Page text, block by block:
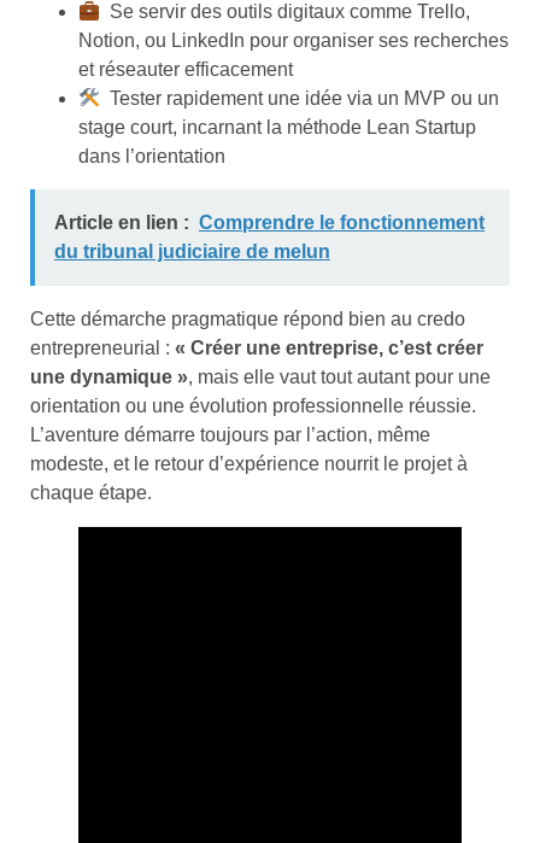
Se servir des outils digitaux comme Trello,
Notion, ou LinkedIn pour organiser ses recherches
et réseauter efficacement
Tester rapidement une idée via un MVP ou un
stage court, incarnant la méthode Lean Startup
dans l’orientation
Article en lien : Comprendre le fonctionnement
du tribunal judiciaire de melun
Cette démarche pragmatique répond bien au credo
entrepreneurial : « Créer une entreprise, c’est créer
une dynamique », mais elle vaut tout autant pour une
orientation ou une évolution professionnelle réussie.
L’aventure démarre toujours par l’action, même
modeste, et le retour d’expérience nourrit le projet à
chaque étape.